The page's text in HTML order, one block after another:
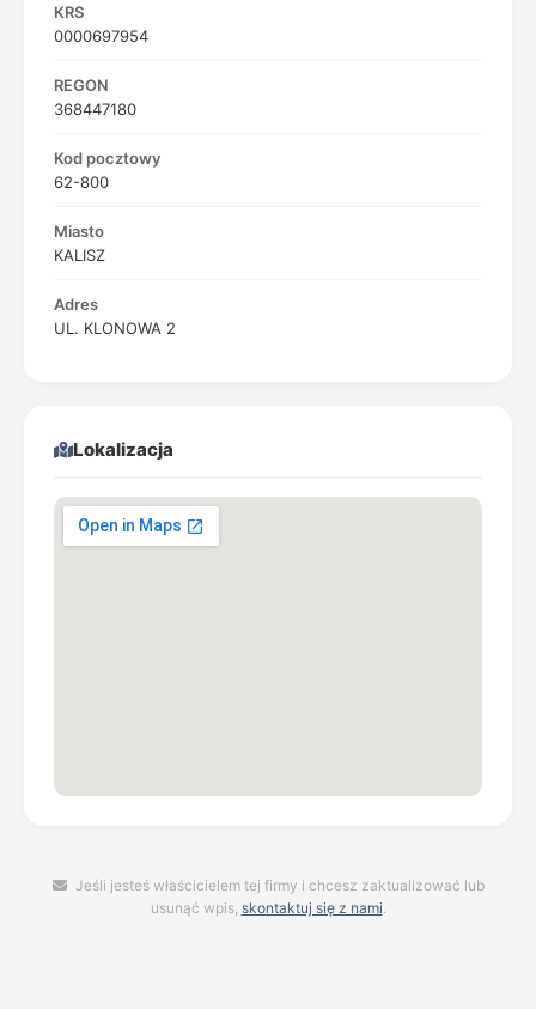
KRS
0000697954
REGON
368447180
Kod pocztowy
62-800
Miasto
KALISZ
Adres
UL. KLONOWA 2
Lokalizacja
Jeśli jesteś właścicielem tej firmy i chcesz zaktualizować lub
usunąć wpis, skontaktuj się z nami.